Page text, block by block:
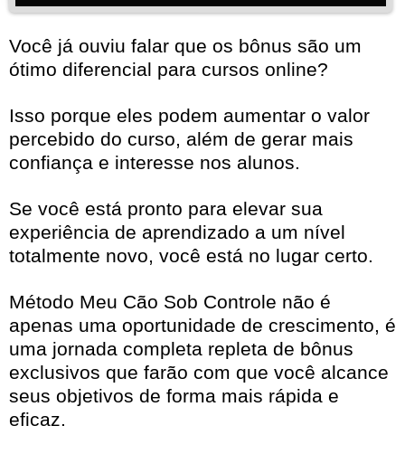
Você já ouviu falar que os bônus são um
ótimo diferencial para cursos online?
Isso porque eles podem aumentar o valor
percebido do curso, além de gerar mais
confiança e interesse nos alunos.
Se você está pronto para elevar sua
experiência de aprendizado a um nível
totalmente novo, você está no lugar certo.
Método Meu Cão Sob Controle não é
apenas uma oportunidade de crescimento, é
uma jornada completa repleta de bônus
exclusivos que farão com que você alcance
seus objetivos de forma mais rápida e
eficaz.